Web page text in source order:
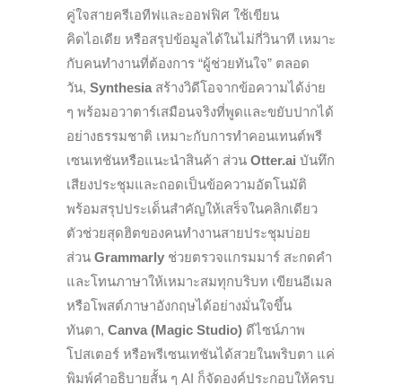
คู่ใจสายครีเอทีฟและออฟฟิศ ใช้เขียน
คิดไอเดีย หรือสรุปข้อมูลได้ในไม่กี่วินาที เหมาะ
กับคนทำงานที่ต้องการ “ผู้ช่วยทันใจ” ตลอด
วัน, Synthesia สร้างวิดีโอจากข้อความได้ง่าย
ๆ พร้อมอวาตาร์เสมือนจริงที่พูดและขยับปากได้
อย่างธรรมชาติ เหมาะกับการทำคอนเทนต์พรี
เซนเทชันหรือแนะนำสินค้า ส่วน Otter.ai บันทึก
เสียงประชุมและถอดเป็นข้อความอัตโนมัติ
พร้อมสรุปประเด็นสำคัญให้เสร็จในคลิกเดียว
ตัวช่วยสุดฮิตของคนทำงานสายประชุมบ่อย
ส่วน Grammarly ช่วยตรวจแกรมมาร์ สะกดคำ
และโทนภาษาให้เหมาะสมทุกบริบท เขียนอีเมล
หรือโพสต์ภาษาอังกฤษได้อย่างมั่นใจขึ้น
ทันตา, Canva (Magic Studio) ดีไซน์ภาพ
โปสเตอร์ หรือพรีเซนเทชันได้สวยในพริบตา แค่
พิมพ์คำอธิบายสั้น ๆ AI ก็จัดองค์ประกอบให้ครบ